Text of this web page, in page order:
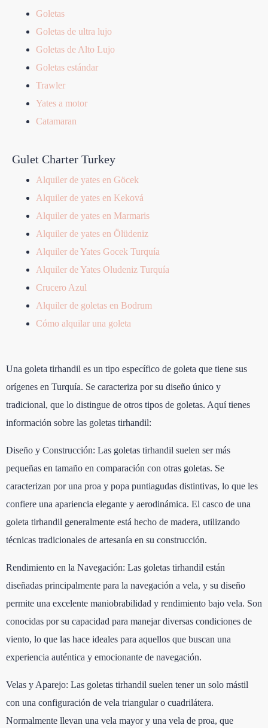
Goletas
Goletas de ultra lujo
Goletas de Alto Lujo
Goletas estándar
Trawler
Yates a motor
Catamaran
Gulet Charter Turkey
Alquiler de yates en Göcek
Alquiler de yates en Keková
Alquiler de yates en Marmaris
Alquiler de yates en Ölüdeniz
Alquiler de Yates Gocek Turquía
Alquiler de Yates Oludeniz Turquía
Crucero Azul
Alquiler de goletas en Bodrum
Cómo alquilar una goleta
Una goleta tirhandil es un tipo específico de goleta que tiene sus
orígenes en Turquía. Se caracteriza por su diseño único y
tradicional, que lo distingue de otros tipos de goletas. Aquí tienes
información sobre las goletas tirhandil:
Diseño y Construcción: Las goletas tirhandil suelen ser más
pequeñas en tamaño en comparación con otras goletas. Se
caracterizan por una proa y popa puntiagudas distintivas, lo que les
confiere una apariencia elegante y aerodinámica. El casco de una
goleta tirhandil generalmente está hecho de madera, utilizando
técnicas tradicionales de artesanía en su construcción.
Rendimiento en la Navegación: Las goletas tirhandil están
diseñadas principalmente para la navegación a vela, y su diseño
permite una excelente maniobrabilidad y rendimiento bajo vela. Son
conocidas por su capacidad para manejar diversas condiciones de
viento, lo que las hace ideales para aquellos que buscan una
experiencia auténtica y emocionante de navegación.
Velas y Aparejo: Las goletas tirhandil suelen tener un solo mástil
con una configuración de vela triangular o cuadrilátera.
Normalmente llevan una vela mayor y una vela de proa, que